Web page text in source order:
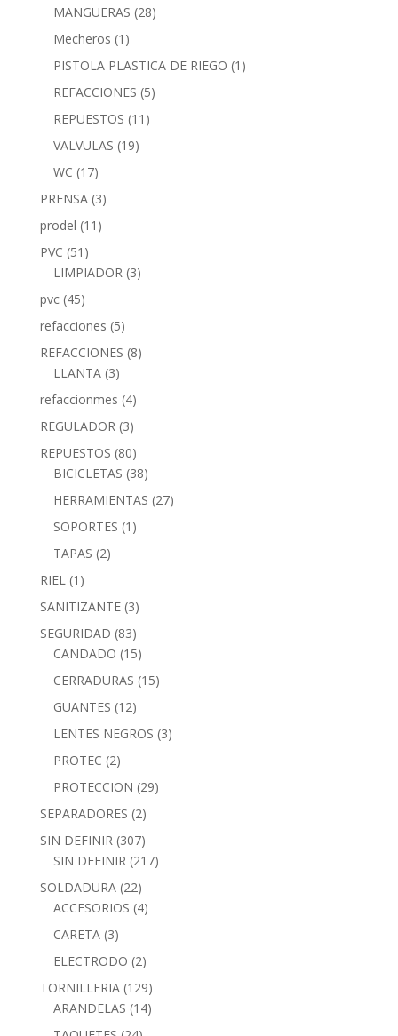
MANGUERAS (28)
Mecheros (1)
PISTOLA PLASTICA DE RIEGO (1)
REFACCIONES (5)
REPUESTOS (11)
VALVULAS (19)
WC (17)
PRENSA (3)
prodel (11)
PVC (51)
LIMPIADOR (3)
pvc (45)
refacciones (5)
REFACCIONES (8)
LLANTA (3)
refaccionmes (4)
REGULADOR (3)
REPUESTOS (80)
BICICLETAS (38)
HERRAMIENTAS (27)
SOPORTES (1)
TAPAS (2)
RIEL (1)
SANITIZANTE (3)
SEGURIDAD (83)
CANDADO (15)
CERRADURAS (15)
GUANTES (12)
LENTES NEGROS (3)
PROTEC (2)
PROTECCION (29)
SEPARADORES (2)
SIN DEFINIR (307)
SIN DEFINIR (217)
SOLDADURA (22)
ACCESORIOS (4)
CARETA (3)
ELECTRODO (2)
TORNILLERIA (129)
ARANDELAS (14)